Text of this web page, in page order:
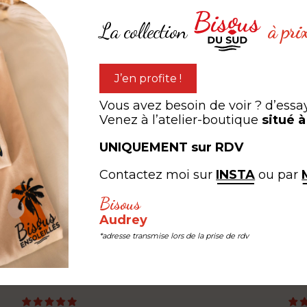
Flying man
0,00€
VOTRE
#LEB #LESEDITIONSBISOUS
La collection à
J’en profite !
Vous avez besoin de voir ?
Venez à l’atelier-boutique situé
UNIQUEMENT sur RDV
Contactez moi sur INSTA ou par
Bisous
Audrey
*adresse transmise lors de la prise de rdv